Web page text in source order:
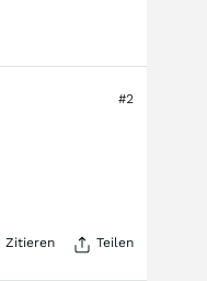
#2
Zitieren Teilen